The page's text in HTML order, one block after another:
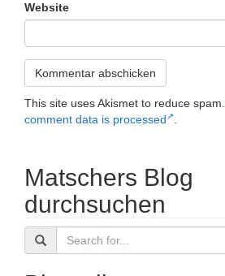
Website
This site uses Akismet to reduce spam.
comment data is processed
.
Matschers Blog
durchsuchen